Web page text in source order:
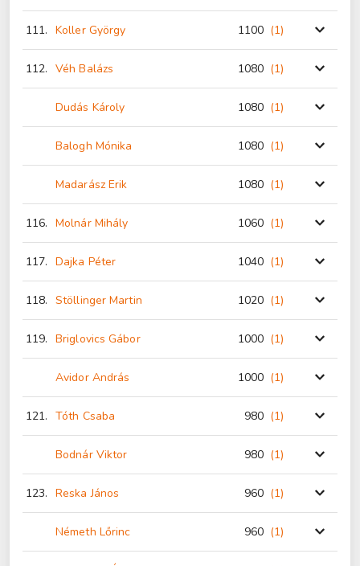
111. Koller György 1100 (1)
112. Véh Balázs 1080 (1)
Dudás Károly 1080 (1)
Balogh Mónika 1080 (1)
Madarász Erik 1080 (1)
116. Molnár Mihály 1060 (1)
117. Dajka Péter 1040 (1)
118. Stöllinger Martin 1020 (1)
119. Briglovics Gábor 1000 (1)
Avidor András 1000 (1)
121. Tóth Csaba 980 (1)
Bodnár Viktor 980 (1)
123. Reska János 960 (1)
Németh Lőrinc 960 (1)